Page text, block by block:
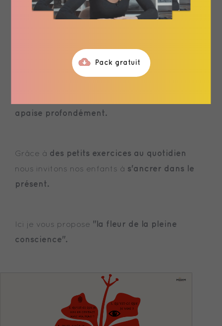
Adultes et enfants, nous avons pour habitude
et cela peut engendrer de
apaise profondément.
Grâce à des petits exercices au quotidien
nous invitons nos enfants à s'ancrer dans le
présent.
Ici je vous propose "la fleur de la pleine
conscience".
Pack gratuit